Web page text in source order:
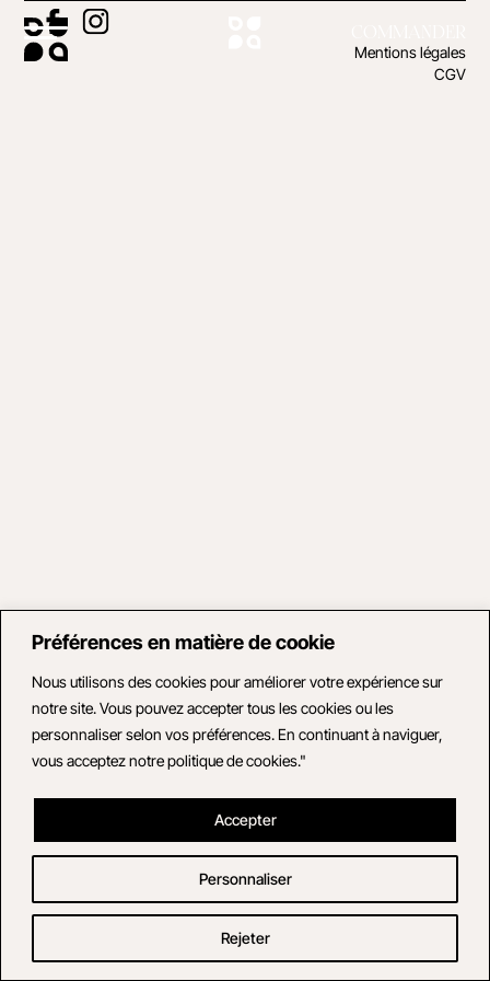
Préférences en matière de cookie
Nous utilisons des cookies pour améliorer votre expérience sur
notre site. Vous pouvez accepter tous les cookies ou les
personnaliser selon vos préférences. En continuant à naviguer,
vous acceptez notre politique de cookies."
Personnaliser
Rejeter
Accepter
Mentions légales
CGV